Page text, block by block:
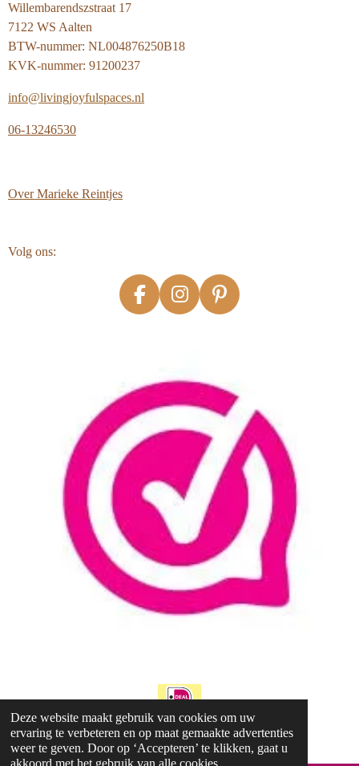
Deze website maakt gebruik van cookies om uw
ervaring te verbeteren en op maat gemaakte advertenties
weer te geven. Door op ‘Accepteren’ te klikken, gaat u
Willembarendszstraat 17
7122 WS Aalten
BTW-nummer: NL004876250B18
KVK-nummer: 91200237
info@livingjoyfulspaces.nl
06-13246530
OverMarieke Reintjes
Volg ons:
F
b
o
k
I
a
g
a
P
e
© 2023 - 2025 Living Joyful Spaces